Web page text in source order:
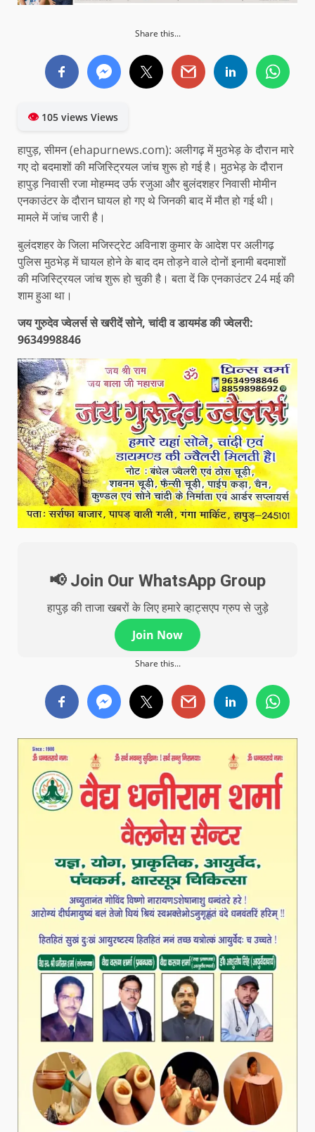
Share this...
👁105 views Views
हापुड़, सीमन (ehapurnews.com): अलीगढ़ में मुठभेड़ के दौरान मारे
गए दो बदमाशों की मजिस्ट्रियल जांच शुरू हो गई है। मुठभेड़ के दौरान
हापुड़ निवासी रजा मोहम्मद उर्फ रजुआ और बुलंदशहर निवासी मोमीन
एनकाउंटर के दौरान घायल हो गए थे जिनकी बाद में मौत हो गई थी।
मामले में जांच जारी है।
बुलंदशहर के जिला मजिस्ट्रेट अविनाश कुमार के आदेश पर अलीगढ़
पुलिस मुठभेड़ में घायल होने के बाद दम तोड़ने वाले दोनों इनामी बदमाशों
की मजिस्ट्रियल जांच शुरू हो चुकी है। बता दें कि एनकाउंटर 24 मई की
शाम हुआ था।
जय गुरुदेव ज्वेलर्स से खरीदें सोने, चांदी व डायमंड की ज्वेलरी:
9634998846
📢 Join Our WhatsApp Group
हापुड़ की ताजा खबरों के लिए हमारे व्हाट्सएप ग्रुप से जुड़े
Join Now
Share this...